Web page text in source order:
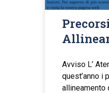
Avviso L’
quest’anno i
allineamento